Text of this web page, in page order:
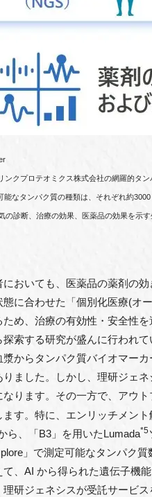
ンクプロテオミクス株式会社の網羅的タ
能なタンパク質の種類は、それぞれ約
の診断、治療の効果、医薬品の効果を⽰
おいても、医薬品の薬剤の
に合わせた「個別化医療(オ
ため、治療の有効性・安全性
索する研究が盛んに⾏われて
からタンパク質バイオマー
ました。しかし、理研ジェ
なります。その⼀⽅で、アウ
ます。特に、エンリッチメント
ら、「B3」を⽤いたLumada*5
」で測定可能なタンパク
、AI から得られた遺伝⼦機
研ジェネシスが受託サービス